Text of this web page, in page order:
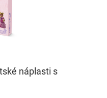
náplasti s